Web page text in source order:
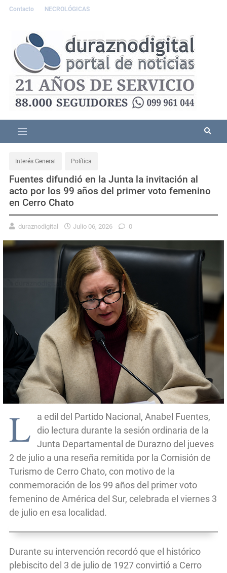
Contacto NECROLÓGICAS
Interés General Política
Fuentes difundió en la Junta la invitación al
acto por los 99 años del primer voto femenino
en Cerro Chato
duraznodigital Julio 06, 2026 0
L
a edil del Partido Nacional, Anabel Fuentes,
dio lectura durante la sesión ordinaria de la
Junta Departamental de Durazno del jueves
2 de julio a una reseña remitida por la Comisión de
Turismo de Cerro Chato, con motivo de la
conmemoración de los 99 años del primer voto
femenino de América del Sur, celebrada el viernes 3
de julio en esa localidad.
Durante su intervención recordó que el histórico
plebiscito del 3 de julio de 1927 convirtió a Cerro